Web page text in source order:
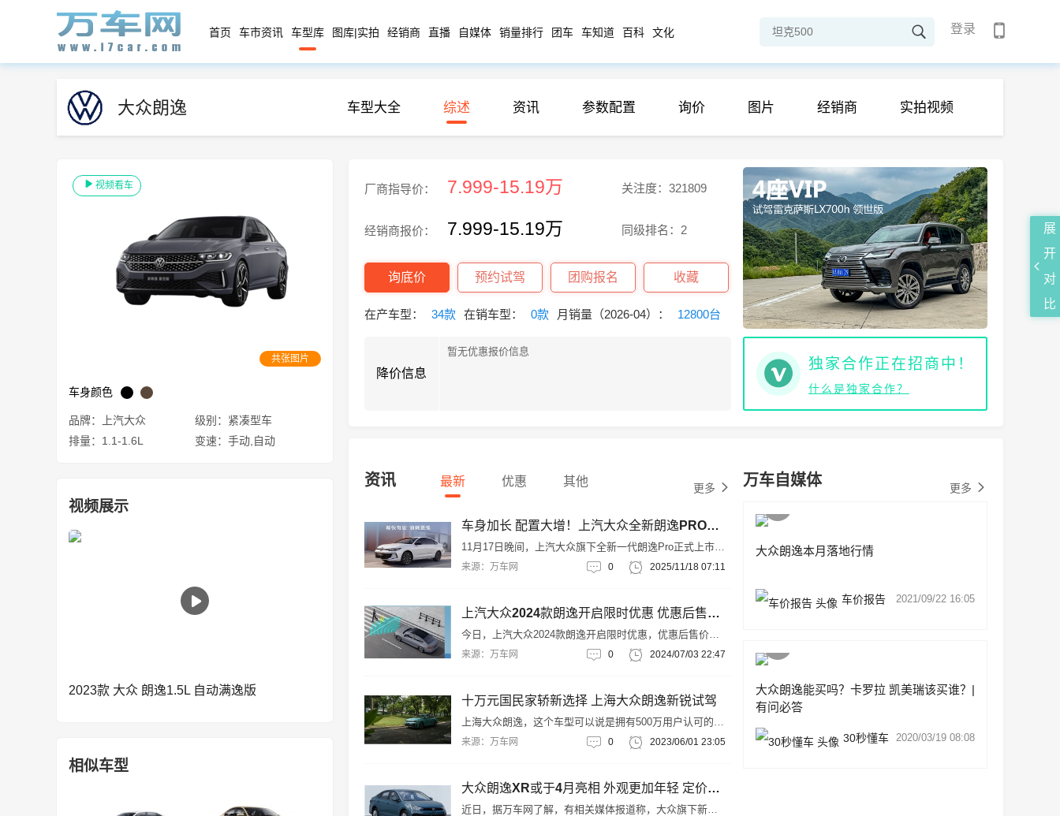
首页 车市资讯 车型库 图库|实拍 经销商 直播 自媒体 销量排行 团车 车知道 百科 文化 登录
大众朗逸 车型大全 综述 资讯 参数配置 询价 图片 经销商 实拍视频
视频看车
共张图片
车身颜色
品牌：上汽大众
级别：紧凑型车
排量：1.1-1.6L
变速：手动,自动
视频展示
2023款 大众 朗逸1.5L 自动满逸版
相似车型
厂商指导价： 7.999-15.19万 关注度：321809
经销商报价： 7.999-15.19万 同级排名：2
询底价 预约试驾 团购报名 收藏
在产车型： 34款 在销车型： 0款 月销量（2026-04）： 12800台
降价信息
暂无优惠报价信息
独家合作正在招商中！
什么是独家合作？
资讯 最新 优惠 其他 更多
车身加长 配置大增！上汽大众全新朗逸PRO上市：8.88万起
11月17日晚间，上汽大众旗下全新一代朗逸Pro正式上市，
共推出7款车型，售价区间为8.88-11.29万元。具体来看，
来源：万车网 0 2025/11/18 07:11
上汽大众2024款朗逸开启限时优惠 优惠后售价8.38万起
今日，上汽大众2024款朗逸开启限时优惠，优惠后售价
8.38万起。老车主还有以旧换新或增购补贴等权益。
来源：万车网 0 2024/07/03 22:47
十万元国民家轿新选择 上海大众朗逸新锐试驾
上海大众朗逸，这个车型可以说是拥有500万用户认可的明
星车型，也是十万元家轿的绝对代表车型。如今，一台来
朗逸家族的一个新成员。下面就让我们来看看这款新车都
来源：万车网 0 2023/06/01 23:05
大众朗逸XR或于4月亮相 外观更加年轻 定价10万左右
近日，据万车网了解，有相关媒体报道称，大众旗下新车
万车自媒体 更多
大众朗逸本月落地行情
车价报告 2021/09/22 16:05
大众朗逸能买吗？卡罗拉 凯美瑞该买谁？|
有问必答
30秒懂车 2020/03/19 08:08
展
开
对
比